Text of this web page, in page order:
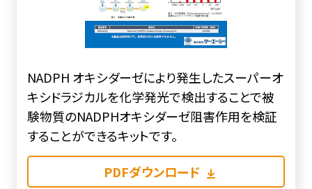
NADPH オキシダーゼにより発生したスーパーオ
キシドラジカルを化学発光で検出することで被
験物質のNADPHオキシダーゼ阻害作用を検証
することができるキットです。
PDFダウンロード